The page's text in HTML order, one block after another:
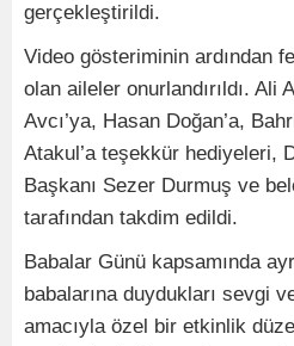
gerçekleştirildi.
Video gösteriminin ardından
olan aileler onurlandırıldı. Ali
Avcı’ya, Hasan Doğan’a,
Atakul’a teşekkür hediyeleri,
Başkanı Sezer Durmuş ve
tarafından takdim edildi.
Babalar Günü kapsamında
babalarına duydukları sevgi
amacıyla özel bir etkinlik